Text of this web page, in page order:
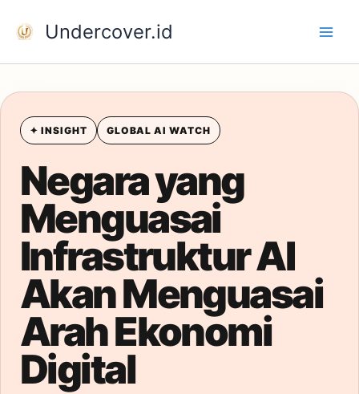
Undercover.id
✦ INSIGHT GLOBAL AI WATCH
Negara yang
Menguasai
Infrastruktur AI
Akan Menguasai
Arah Ekonomi
Digital